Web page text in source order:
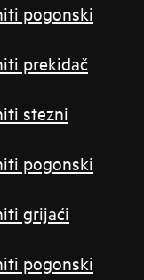
pogonski
prekidač
stezni
pogonski
grijaći
pogonski